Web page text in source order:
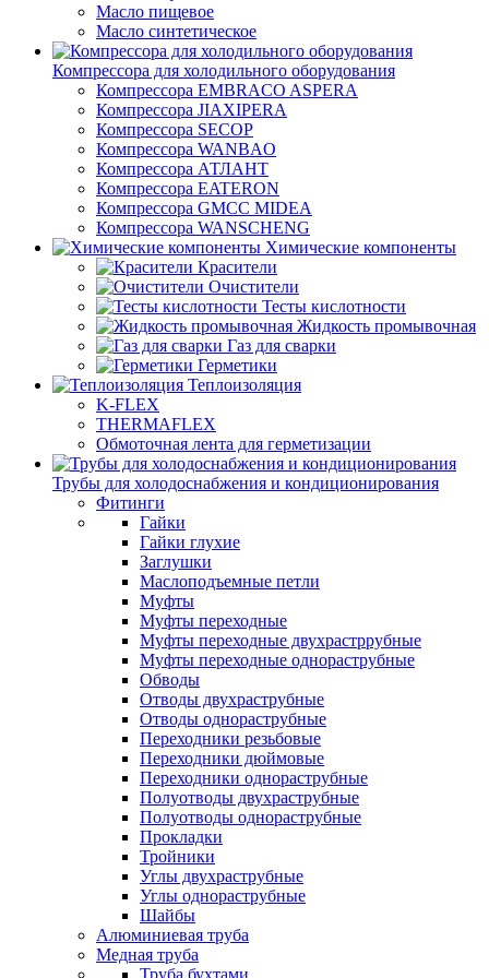
Масло пищевое
Масло синтетическое
Компрессора для холодильного оборудования
Компрессора EMBRACO ASPERA
Компрессора JIAXIPERA
Компрессора SECOP
Компрессора WANBAO
Компрессора АТЛАНТ
Компрессора EATERON
Компрессора GMCC MIDEA
Компрессора WANSCHENG
Химические компоненты
Красители
Очистители
Тесты кислотности
Жидкость промывочная
Газ для сварки
Герметики
Теплоизоляция
K-FLEX
THERMAFLEX
Обмоточная лента для герметизации
Трубы для холодоснабжения и кондиционирования
Фитинги
Гайки
Гайки глухие
Заглушки
Маслоподъемные петли
Муфты
Муфты переходные
Муфты переходные двухрастррубные
Муфты переходные однораструбные
Обводы
Отводы двухраструбные
Отводы однораструбные
Переходники резьбовые
Переходники дюймовые
Переходники однораструбные
Полуотводы двухраструбные
Полуотводы однораструбные
Прокладки
Тройники
Углы двухраструбные
Углы однораструбные
Шайбы
Алюминиевая труба
Медная труба
Труба бухтами